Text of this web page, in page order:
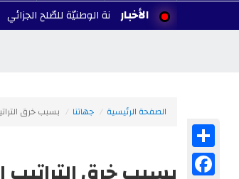
الأخبار
يلتقي رئيس اللّجنة الوطنيّة للصّلح الجزائي 23:29 - 2026/08/05
الصفحة الرئيسية جهاتنا بسبب خرق التراتيب البيئية
Facebook